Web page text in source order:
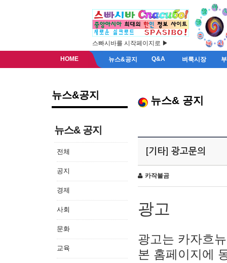
스빠시바를 시작페이지로 ▶
HOME 뉴스&공지 Q&A 벼룩시장
뉴스&공지
뉴스& 공지
전체
공지
경제
사회
문화
교육
뉴스& 공지
[기타] 광고문의
카작불곰
광고
광고는 카자흐
본 홈페이지에